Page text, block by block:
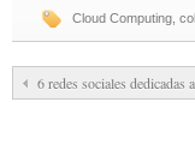
Cloud Computing
6 redes sociales dedicadas